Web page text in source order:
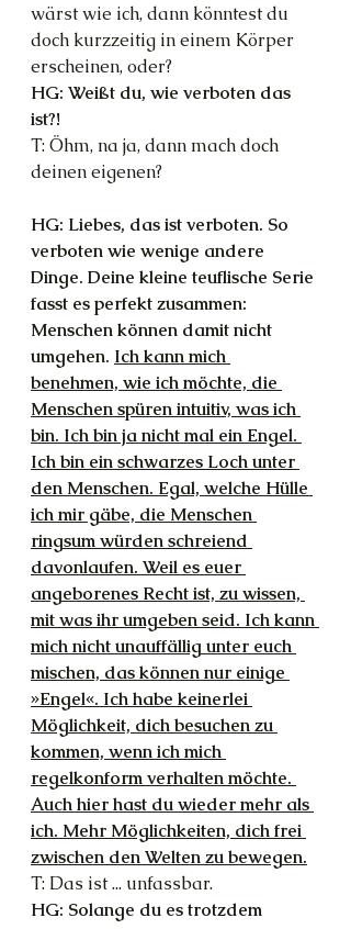
wärst wie ich, dann könntest du
doch kurzzeitig in einem Körper
erscheinen, oder?
HG: Weißt du, wie verboten das
ist?!
T: Öhm, na ja, dann mach doch
deinen eigenen?
HG: Liebes, das ist verboten. So
verboten wie wenige andere
Dinge. Deine kleine teuflische Serie
fasst es perfekt zusammen:
Menschen können damit nicht
umgehen. Ich kann mich
benehmen, wie ich möchte, die
Menschen spüren intuitiv, was ich
bin. Ich bin ja nicht mal ein Engel.
Ich bin ein schwarzes Loch unter
den Menschen. Egal, welche Hülle
ich mir gäbe, die Menschen
ringsum würden schreiend
davonlaufen. Weil es euer
angeborenes Recht ist, zu wissen,
mit was ihr umgeben seid. Ich kann
mich nicht unauffällig unter euch
mischen, das können nur einige
»Engel«. Ich habe keinerlei
Möglichkeit, dich besuchen zu
kommen, wenn ich mich
regelkonform verhalten möchte.
Auch hier hast du wieder mehr als
ich. Mehr Möglichkeiten, dich frei
zwischen den Welten zu bewegen.
T: Das ist ... unfassbar.
HG: Solange du es trotzdem